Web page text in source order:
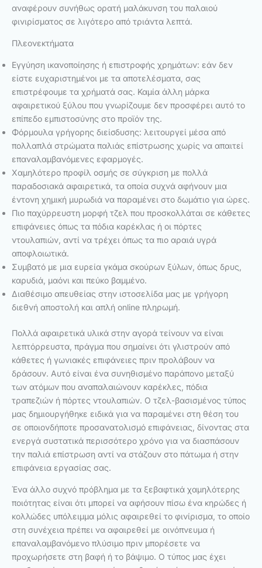
αναφέρουν συνήθως ορατή μαλάκυνση του παλαιού
φινιρίσματος σε λιγότερο από τριάντα λεπτά.
Πλεονεκτήματα
Εγγύηση ικανοποίησης ή επιστροφής χρημάτων: εάν δεν
είστε ευχαριστημένοι με τα αποτελέσματα, σας
επιστρέφουμε τα χρήματά σας. Καμία άλλη μάρκα
αφαιρετικού ξύλου που γνωρίζουμε δεν προσφέρει αυτό το
επίπεδο εμπιστοσύνης στο προϊόν της.
Φόρμουλα γρήγορης διείσδυσης: λειτουργεί μέσα από
πολλαπλά στρώματα παλιάς επίστρωσης χωρίς να απαιτεί
επαναλαμβανόμενες εφαρμογές.
Χαμηλότερο προφίλ οσμής σε σύγκριση με πολλά
παραδοσιακά αφαιρετικά, τα οποία συχνά αφήνουν μια
έντονη χημική μυρωδιά να παραμένει στο δωμάτιο για ώρες.
Πιο παχύρρευστη μορφή τζελ που προσκολλάται σε κάθετες
επιφάνειες όπως τα πόδια καρέκλας ή οι πόρτες
ντουλαπιών, αντί να τρέχει όπως τα πιο αραιά υγρά
αποφλοιωτικά.
Συμβατό με μια ευρεία γκάμα σκούρων ξύλων, όπως δρυς,
καρυδιά, μαόνι και πεύκο βαμμένο.
Διαθέσιμο απευθείας στην ιστοσελίδα μας με γρήγορη
διεθνή αποστολή και απλή online πληρωμή.
Πολλά αφαιρετικά υλικά στην αγορά τείνουν να είναι
λεπτόρρευστα, πράγμα που σημαίνει ότι γλιστρούν από
κάθετες ή γωνιακές επιφάνειες πριν προλάβουν να
δράσουν. Αυτό είναι ένα συνηθισμένο παράπονο μεταξύ
των ατόμων που αναπαλαιώνουν καρέκλες, πόδια
τραπεζιών ή πόρτες ντουλαπιών. Ο τζελ-βασισμένος τύπος
μας δημιουργήθηκε ειδικά για να παραμένει στη θέση του
σε οποιονδήποτε προσανατολισμό επιφάνειας, δίνοντας στα
ενεργά συστατικά περισσότερο χρόνο για να διασπάσουν
την παλιά επίστρωση αντί να στάζουν στο πάτωμα ή στην
επιφάνεια εργασίας σας.
Ένα άλλο συχνό πρόβλημα με τα ξεβαφτικά χαμηλότερης
ποιότητας είναι ότι μπορεί να αφήσουν πίσω ένα κηρώδες ή
κολλώδες υπόλειμμα μόλις αφαιρεθεί το φινίρισμα, το οποίο
στη συνέχεια πρέπει να αφαιρεθεί με οινόπνευμα ή
επαναλαμβανόμενο πλύσιμο πριν μπορέσετε να
προχωρήσετε στη βαφή ή το βάψιμο. Ο τύπος μας έχει